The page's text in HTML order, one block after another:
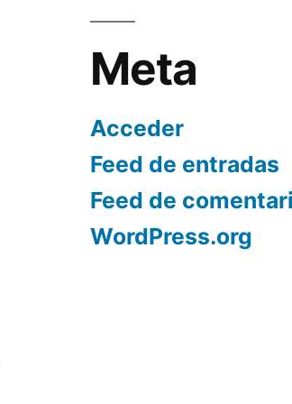
Meta
Acceder
Feed de entradas
Feed de
WordPress.org